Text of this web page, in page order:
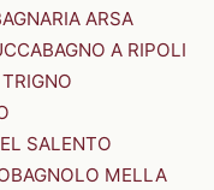
ARSA
BAGNO A RIPOLI
SALENTO
BAGNOLO MELLA